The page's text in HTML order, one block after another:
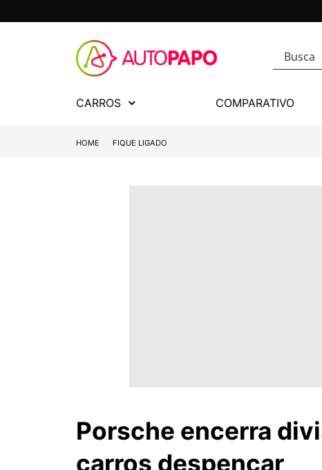
CARROS COMPARATIVO
HOME FIQUE LIGADO
Porsche encerra
carros despencar